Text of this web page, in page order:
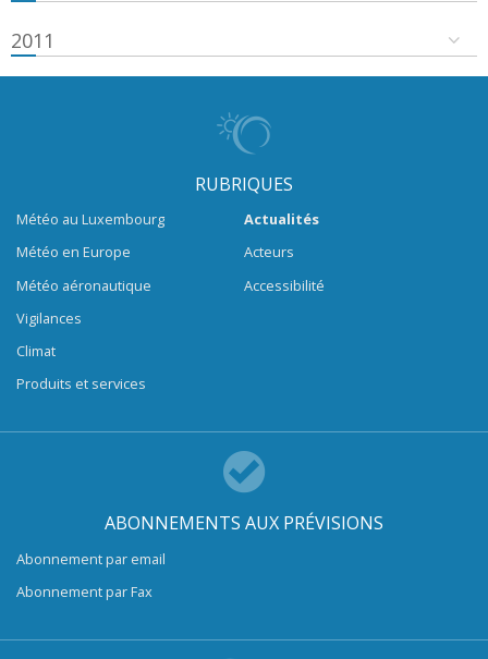
2011
RUBRIQUES
Météo au Luxembourg
Météo en Europe
Météo aéronautique
Vigilances
Climat
Produits et services
Actualités
Acteurs
Accessibilité
ABONNEMENTS AUX PRÉVISIONS
Abonnement par email
Abonnement par Fax